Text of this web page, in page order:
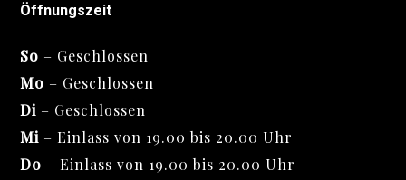
Öffnungszeit
So – Geschlossen
Mo – Geschlossen
Di – Geschlossen
Mi – Einlass von 19.00 bis 20.00 Uhr
Do – Einlass von 19.00 bis 20.00 Uhr